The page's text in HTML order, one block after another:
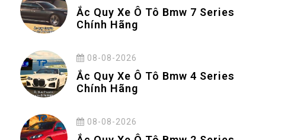
Ắc Quy Xe Ô Tô Bmw 7 Series
Chính Hãng
08-08-2026
Ắc Quy Xe Ô Tô Bmw 4 Series
Chính Hãng
08-08-2026